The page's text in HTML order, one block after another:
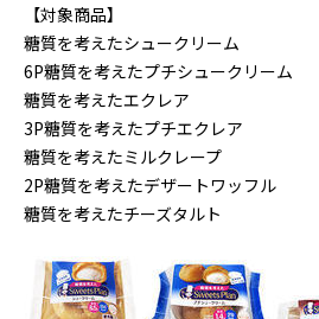
【対象商品】
糖質を考えたシュークリーム
6P糖質を考えたプチシュークリーム
糖質を考えたエクレア
3P糖質を考えたプチエクレア
糖質を考えたミルクレープ
2P糖質を考えたデザートワッフル
糖質を考えたチーズタルト